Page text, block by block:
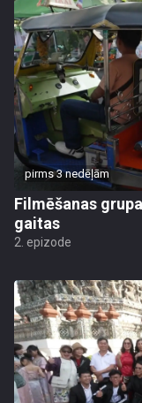
pirms 3 nedēļām
Filmēšanas
gaitas
2. epizode